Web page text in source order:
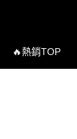
🔥熱銷TOP